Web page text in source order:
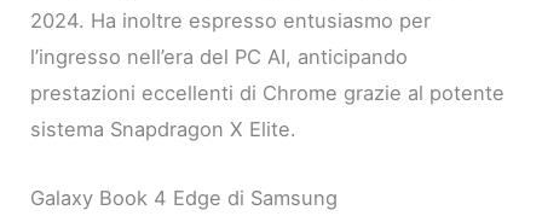
2024. Ha inoltre espresso entusiasmo per
l’ingresso nell’era del PC AI, anticipando
prestazioni eccellenti di Chrome grazie al potente
sistema Snapdragon X Elite.
Galaxy Book 4 Edge di Samsung